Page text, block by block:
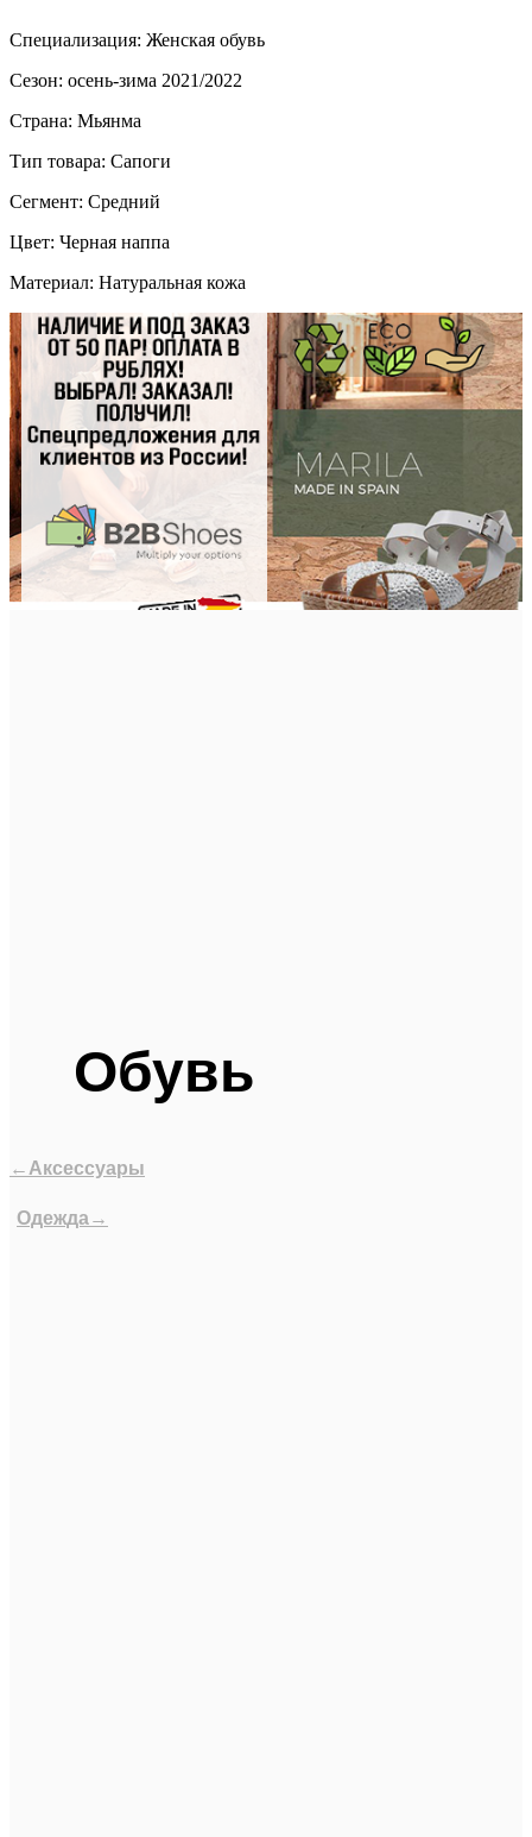
Специализация: Женская обувь
Сезон: осень-зима 2021/2022
Страна: Мьянма
Тип товара: Сапоги
Сегмент: Средний
Цвет: Черная наппа
Материал: Натуральная кожа
Обувь
←Аксессуары
Одежда→